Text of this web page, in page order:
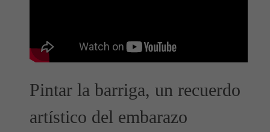
Pintar la barriga, un recuerdo
artístico del embarazo